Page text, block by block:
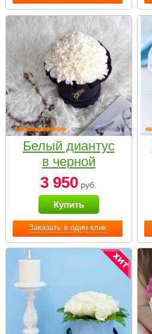
Заказать в один клик
Белый диантус
в черной
коробке Small
3 950 руб.
Купить